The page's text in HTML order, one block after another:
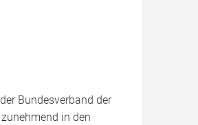
Bundesverband der
in den